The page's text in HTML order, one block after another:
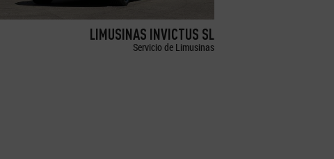
LIMUSINAS INVICTUS SL
Servicio de Limusinas